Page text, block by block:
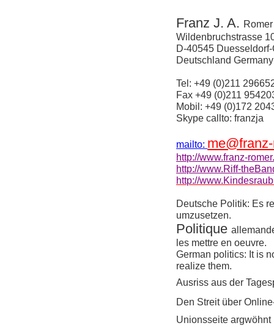
Franz J. A. Romer
Wildenbruchstrasse
D-40545
Deutschland Germany
Tel: +49 (0)211
Fax +49 (0)211
Mobil: +49 (0)172
Skype callto: franzja
mailto:
http://www.franz-
http://www.Riff-
http://
Deutsche Politik: Es
umzusetzen.
Politique
les mettre enoeuvre.
German politics: It is
realize them.
Ausriss aus der
Den Streit über
Unionsseite